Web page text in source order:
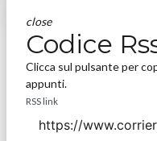
close
Codice
Clicca sul pulsante per
appunti.
RSS link